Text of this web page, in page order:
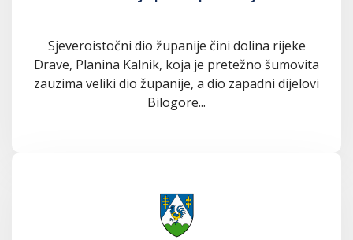
Sjeveroistočni dio županije čini dolina rijeke
Drave, Planina Kalnik, koja je pretežno šumovita
zauzima veliki dio županije, a dio zapadni dijelovi
Bilogore...